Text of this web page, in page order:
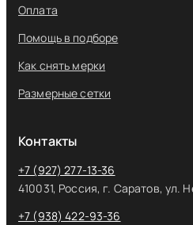
Оплата
Помощь в подборе
Как снять мерки
Размерные сетки
Контакты
+7 (927) 277-13-36
410031, Россия, г. Саратов, ул.
+7 (938) 422-93-36